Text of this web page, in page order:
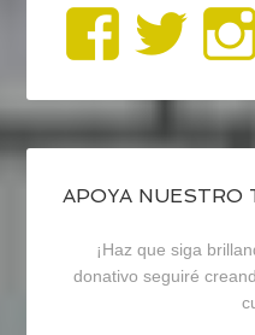
Ver
perfil
de
en
de
en
APOYA NUESTRO
¡Haz que siga
donativo seguiré